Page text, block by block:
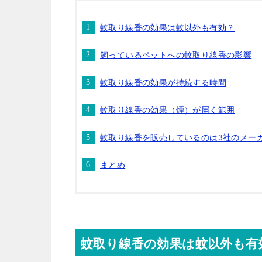
蚊取り線香の効果は蚊以外も有効？
飼っているペットへの蚊取り線香の影響
蚊取り線香の効果が持続する時間
蚊取り線香の効果（煙）が届く範囲
蚊取り線香を販売しているのは3社のメー
まとめ
蚊取り線香の効果は蚊以外も有